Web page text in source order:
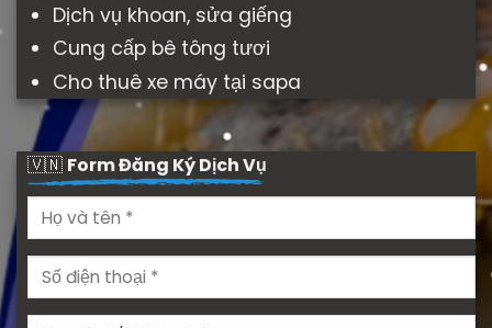
Dịch vụ khoan, sửa giếng
Cung cấp bê tông tươi
Cho thuê xe máy tại sapa
🇻🇳 Form Đăng Ký Dịch Vụ